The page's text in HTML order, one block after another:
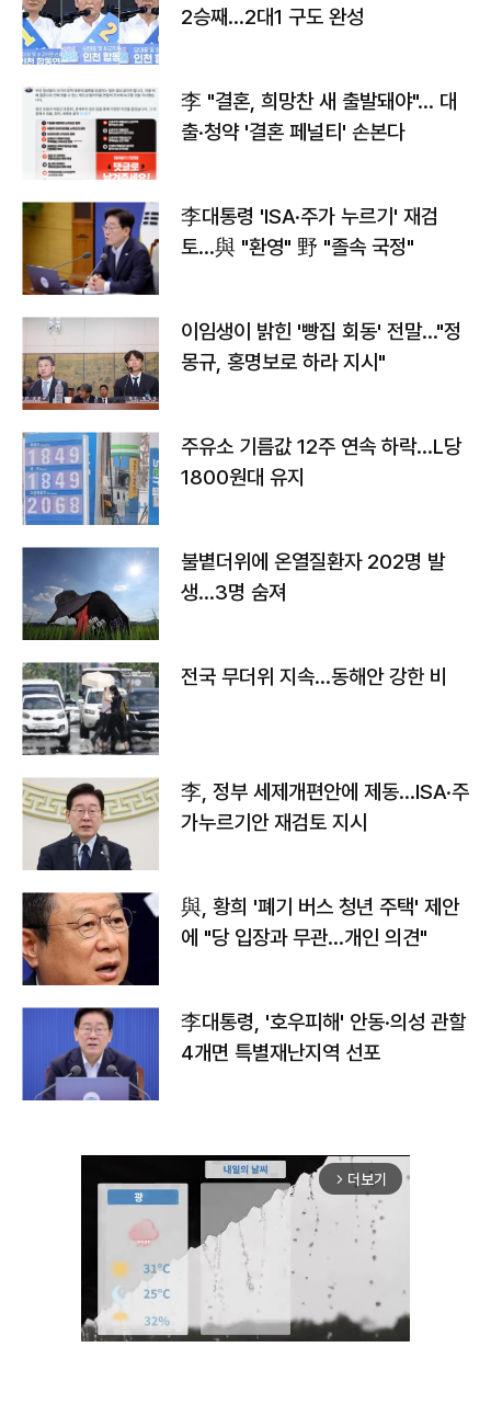
2승째…2대1 구도 완성
李 "결혼, 희망찬 새 출발돼야"… 대
출·청약 '결혼 페널티' 손본다
李대통령 'ISA·주가 누르기' 재검
토…與 "환영" 野 "졸속 국정"
이임생이 밝힌 '빵집 회동' 전말…"정
몽규, 홍명보로 하라 지시"
주유소 기름값 12주 연속 하락…L당
1800원대 유지
불볕더위에 온열질환자 202명 발
생…3명 숨져
전국 무더위 지속…동해안 강한 비
李, 정부 세제개편안에 제동…ISA·주
가누르기안 재검토 지시
與, 황희 '폐기 버스 청년 주택' 제안
에 "당 입장과 무관…개인 의견"
李대통령, '호우피해' 안동·의성 관할
4개면 특별재난지역 선포
arrow_forward_ios 더보기